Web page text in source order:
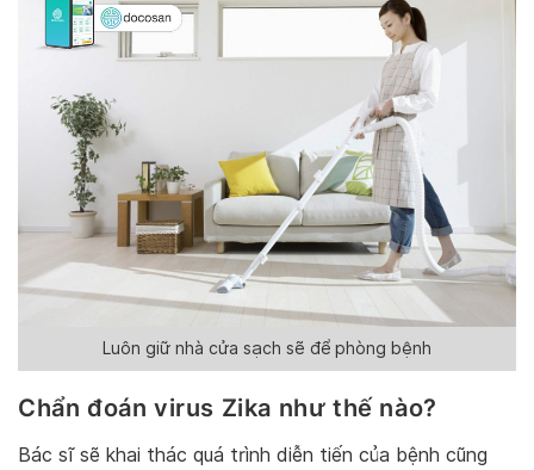
Luôn giữ nhà cửa sạch sẽ để phòng bệnh
Chẩn đoán virus Zika như thế nào?
Bác sĩ sẽ khai thác quá trình diễn tiến của bệnh cũng